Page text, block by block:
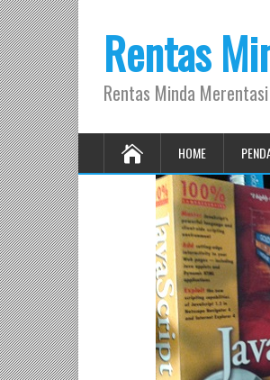
Rentas
Rentas Minda
HOME